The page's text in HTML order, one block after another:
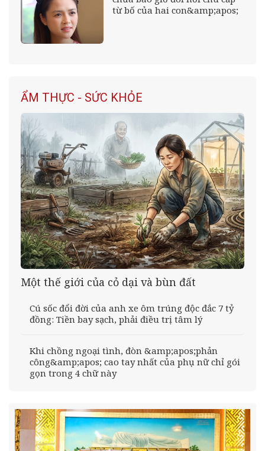
từ bố của hai con&amp;apos;
ẨM THỰC - SỨC KHỎE
Một thế giới của cỏ dại và bùn đất
Cú sốc đổi đời của anh xe ôm trúng độc đắc 7 tỷ
đồng: Tiền bay sạch, phải điều trị tâm lý
Khi chồng ngoại tình, đòn &amp;apos;phản
công&amp;apos; cao tay nhất của phụ nữ chỉ gói
gọn trong 4 chữ này